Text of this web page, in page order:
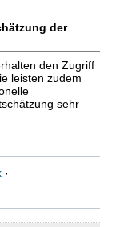
der
den Zugriff
leisten zudem
sehr
·